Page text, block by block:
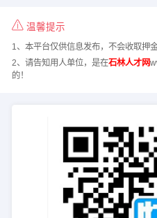
温馨提示
1、本平台仅供信息发布，不会收取押
2、请告知用人单位，是在石林人才网
的！